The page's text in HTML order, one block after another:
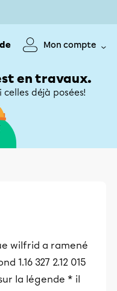
Mon compte
en travaux.
déjà posées!
wilfrid a ramené
1.16 327 2.12 015
sur la légende * il